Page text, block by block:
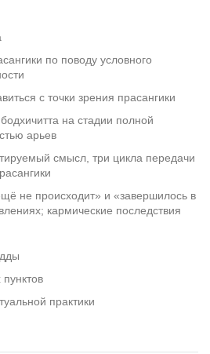
по поводу условного
с точки зрения прасангики
на стадии полной
арьев
смысл, три цикла передачи
не происходит» и «завершилось в
кармические последствия
практики